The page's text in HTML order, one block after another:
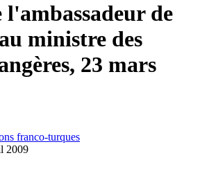
l'ambassadeur de
ministre des
23 mars
franco-turques
2009